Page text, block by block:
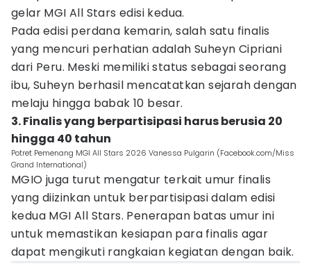
gelar MGI All Stars edisi kedua.
Pada edisi perdana kemarin, salah satu finalis
yang mencuri perhatian adalah Suheyn Cipriani
dari Peru. Meski memiliki status sebagai seorang
ibu, Suheyn berhasil mencatatkan sejarah dengan
melaju hingga babak 10 besar.
3. Finalis yang berpartisipasi harus berusia 20
hingga 40 tahun
Potret Pemenang MGI All Stars 2026 Vanessa Pulgarin (Facebook.com/Miss
Grand International)
MGIO juga turut mengatur terkait umur finalis
yang diizinkan untuk berpartisipasi dalam edisi
kedua MGI All Stars. Penerapan batas umur ini
untuk memastikan kesiapan para finalis agar
dapat mengikuti rangkaian kegiatan dengan baik.